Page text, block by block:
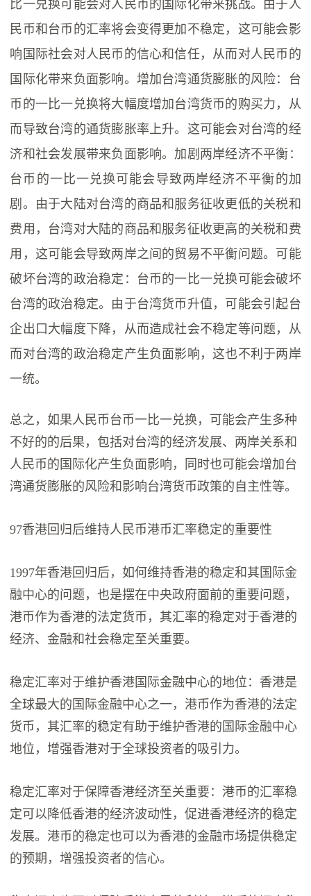
比一兑换可能会对人民币的国际化带来挑战。由于人
民币和台币的汇率将会变得更加不稳定，这可能会影
响国际社会对人民币的信心和信任，从而对人民币的
国际化带来负面影响。增加台湾通货膨胀的风险：台
币的一比一兑换将大幅度增加台湾货币的购买力，从
而导致台湾的通货膨胀率上升。这可能会对台湾的经
济和社会发展带来负面影响。加剧两岸经济不平衡：
台币的一比一兑换可能会导致两岸经济不平衡的加
剧。由于大陆对台湾的商品和服务征收更低的关税和
费用，台湾对大陆的商品和服务征收更高的关税和费
用，这可能会导致两岸之间的贸易不平衡问题。可能
破坏台湾的政治稳定：台币的一比一兑换可能会破坏
台湾的政治稳定。由于台湾货币升值，可能会引起台
企出口大幅度下降，从而造成社会不稳定等问题，从
而对台湾的政治稳定产生负面影响，这也不利于两岸
一统。
总之，如果人民币台币一比一兑换，可能会产生多种
不好的的后果，包括对台湾的经济发展、两岸关系和
人民币的国际化产生负面影响，同时也可能会增加台
湾通货膨胀的风险和影响台湾货币政策的自主性等。
97香港回归后维持人民币港币汇率稳定的重要性
1997年香港回归后，如何维持香港的稳定和其国际金
融中心的问题，也是摆在中央政府面前的重要问题，
港币作为香港的法定货币，其汇率的稳定对于香港的
经济、金融和社会稳定至关重要。
稳定汇率对于维护香港国际金融中心的地位：香港是
全球最大的国际金融中心之一，港币作为香港的法定
货币，其汇率的稳定有助于维护香港的国际金融中心
地位，增强香港对于全球投资者的吸引力。
稳定汇率对于保障香港经济至关重要：港币的汇率稳
定可以降低香港的经济波动性，促进香港经济的稳定
发展。港币的稳定也可以为香港的金融市场提供稳定
的预期，增强投资者的信心。